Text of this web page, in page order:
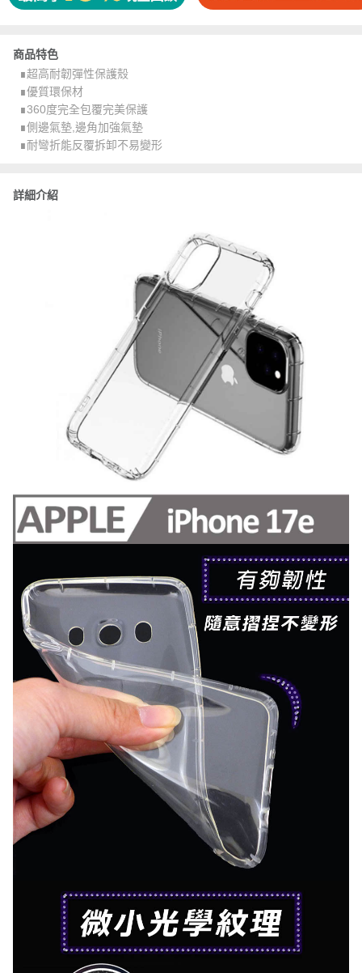
商品特色
∎超高耐韌彈性保護殼
∎優質環保材
∎360度完全包覆完美保護
∎側邊氣墊,邊角加強氣墊
∎耐彎折能反覆拆卸不易變形
詳細介紹